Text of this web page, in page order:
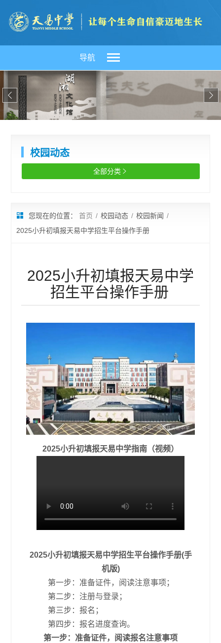
导航
 
校园动态
全部分类 
您现在的位置： 首页 / 校园动态 / 校园新闻 /
2025小升初填报天易中学招生平台操作手册
2025小升初填报天易中学
招生平台操作手册
2025小升初填报天易中学指南（视频）
2025小升初填报天易中学招生平台操作手册(手
机版)
第一步：准备证件，阅读注意事项；
第二步：注册与登录；
第三步：报名；
第四步：报名进度查询。
第一步：准备证件，阅读报名注意事项